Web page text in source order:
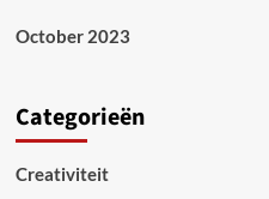
October 2023
Categorieën
Creativiteit